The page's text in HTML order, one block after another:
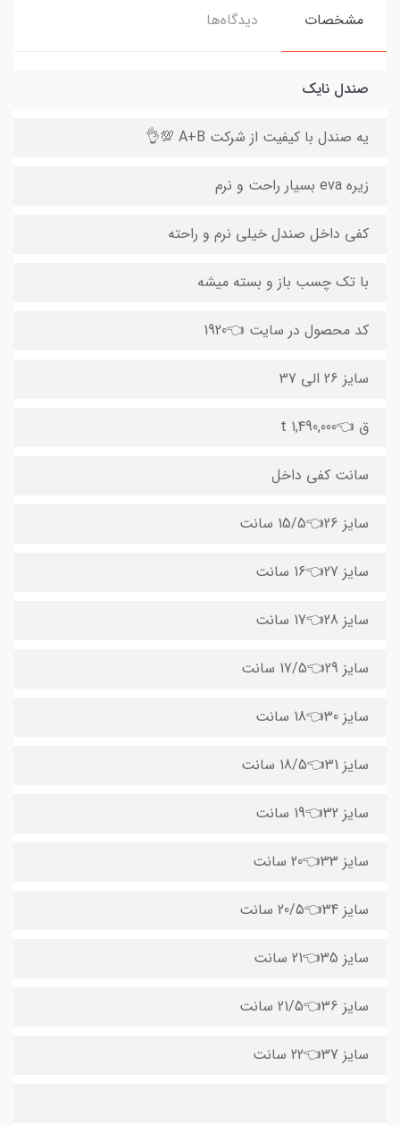
مشخصات دیدگاه‌ها
صندل نایک
یه صندل با کیفیت از شرکت A+B 💯👌
زیره eva بسیار راحت و نرم
کفی داخل صندل خیلی نرم و راحته
با تک چسب باز و بسته میشه
کد محصول در سایت 👈1920
سایز 26 الی 37
ق 👈1,490,000 t
سانت کفی داخل
سایز 26👈15/5 سانت
سایز 27👈16 سانت
سایز 28👈17 سانت
سایز 29👈17/5 سانت
سایز 30👈18 سانت
سایز 31👈18/5 سانت
سایز 32👈19 سانت
سایز 33👈20 سانت
سایز 34👈20/5 سانت
سایز 35👈21 سانت
سایز 36👈21/5 سانت
سایز 37👈22 سانت